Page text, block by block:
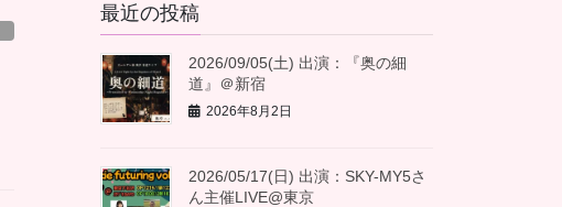
最近の投稿
2026/09/05(土) 出演：『奥の細
道』＠新宿
2026年8月2日
2026/05/17(日) 出演：SKY-MY5さ
ん主催LIVE@東京